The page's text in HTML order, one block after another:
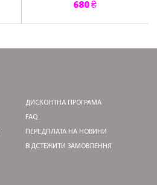
680 ₴
ДИСКОНТНА ПРОГРАМА
FAQ
ПЕРЕДПЛАТА НА НОВИНИ
ВІДСТЕЖИТИ ЗАМОВЛЕННЯ